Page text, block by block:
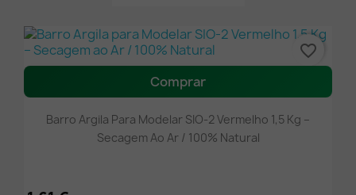
Comprar
Barro Argila Para Modelar SIO-2 Vermelho 1,5 Kg –
Secagem Ao Ar / 100% Natural
favorite_border